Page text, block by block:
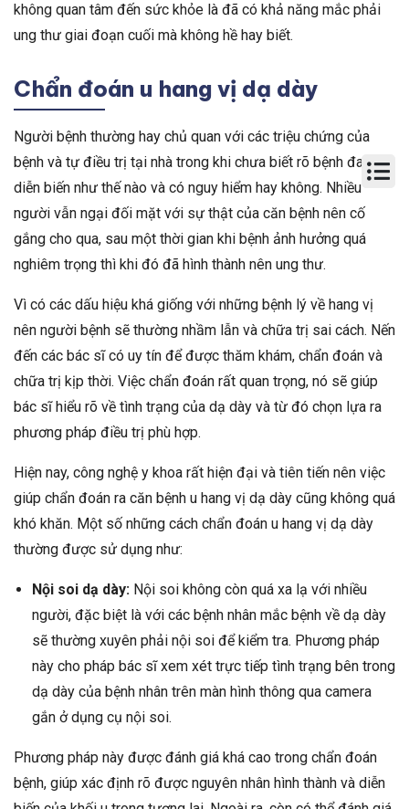
không quan tâm đến sức khỏe là đã có khả năng mắc phải
ung thư giai đoạn cuối mà không hề hay biết.
Chẩn đoán u hang vị dạ dày
Người bệnh thường hay chủ quan với các triệu chứng của
bệnh và tự điều trị tại nhà trong khi chưa biết rõ bệnh đang
diễn biến như thế nào và có nguy hiểm hay không. Nhiều
người vẫn ngại đối mặt với sự thật của căn bệnh nên cố
gắng cho qua, sau một thời gian khi bệnh ảnh hưởng quá
nghiêm trọng thì khi đó đã hình thành nên ung thư.
Vì có các dấu hiệu khá giống với những bệnh lý về hang vị
nên người bệnh sẽ thường nhầm lẫn và chữa trị sai cách. Nến
đến các bác sĩ có uy tín để được thăm khám, chẩn đoán và
chữa trị kịp thời. Việc chẩn đoán rất quan trọng, nó sẽ giúp
bác sĩ hiểu rõ về tình trạng của dạ dày và từ đó chọn lựa ra
phương pháp điều trị phù hợp.
Hiện nay, công nghệ y khoa rất hiện đại và tiên tiến nên việc
giúp chẩn đoán ra căn bệnh u hang vị dạ dày cũng không quá
khó khăn. Một số những cách chẩn đoán u hang vị dạ dày
thường được sử dụng như:
Nội soi dạ dày: Nội soi không còn quá xa lạ với nhiều
người, đặc biệt là với các bệnh nhân mắc bệnh về dạ dày
sẽ thường xuyên phải nội soi để kiểm tra. Phương pháp
này cho pháp bác sĩ xem xét trực tiếp tình trạng bên trong
dạ dày của bệnh nhân trên màn hình thông qua camera
gắn ở dụng cụ nội soi.
Phương pháp này được đánh giá khá cao trong chẩn đoán
bệnh, giúp xác định rõ được nguyên nhân hình thành và diễn